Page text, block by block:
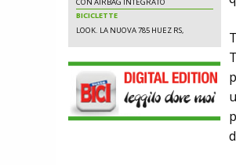
LEGGEREZZA ASSOLUTA E CARATTERE
SCARPE
DMT. TADEJ POGACAR, LA MAGLIA
GIALLA E UNA SPECIAL EDITION DELLA